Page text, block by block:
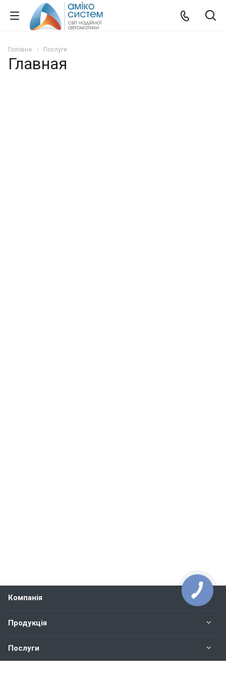
Головна Послуги
Главная
Компанія
Продукція
Послуги
КНОПКА
СВЯЗИ